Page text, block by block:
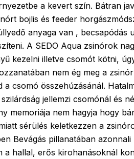
a kevert szín. Bátran
bojlis és feeder
anyaga van , becsapódás
A SEDO Aqua zsinórok
kezelni illetve csomót kötni,
nem ég meg a
a csomó összehúzásánál.
jellemzi csomónál és
memoriája nem hagyja hogy
sérülés keletkezzen a
Bevágás pillanatában azonnali
a hallal, erős kirohanásoknál